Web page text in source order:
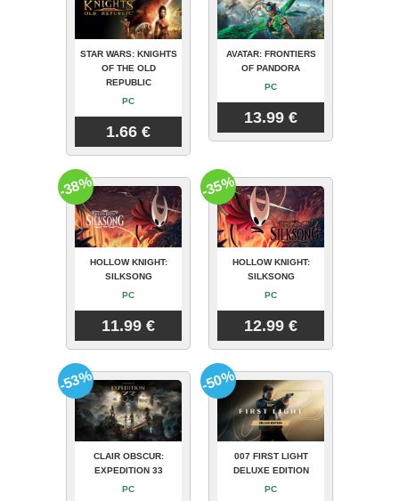
STAR WARS: KNIGHTS
OF THE OLD
REPUBLIC
PC
1.66 €
AVATAR: FRONTIERS
OF PANDORA
PC
13.99 €
HOLLOW KNIGHT:
SILKSONG
PC
11.99 €
-38%
HOLLOW KNIGHT:
SILKSONG
PC
12.99 €
-35%
CLAIR OBSCUR:
EXPEDITION 33
PC
-53%
007 FIRST LIGHT
DELUXE EDITION
PC
-50%